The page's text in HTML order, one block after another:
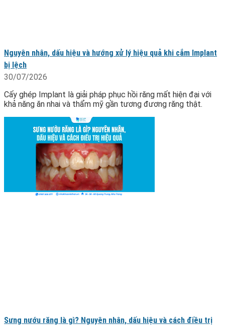
Nguyên nhân, dấu hiệu và hướng xử lý hiệu quả khi cắm Implant
bị lệch
30/07/2026
Cấy ghép Implant là giải pháp phục hồi răng mất hiện đại với
khả năng ăn nhai và thẩm mỹ gần tương đương răng thật.
Sưng nướu răng là gì? Nguyên nhân, dấu hiệu và cách điều trị